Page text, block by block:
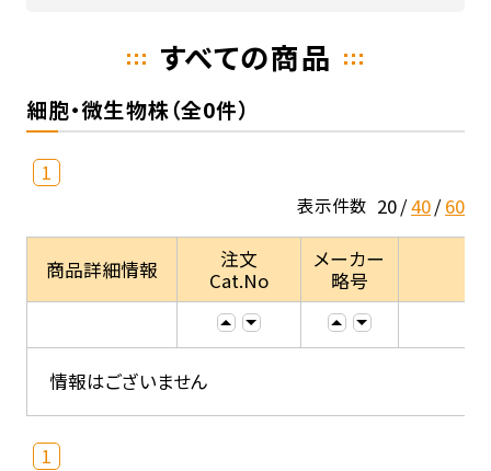
すべての商品
細胞・微生物株（全0件）
1
表示件数 20 40 60
商品詳細情報
注文
Cat.No
メーカー
略号
情報はございません
1